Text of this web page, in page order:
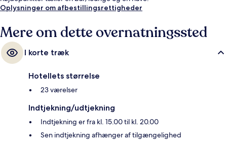
Oplysninger om afbestillingsrettigheder
Mere om dette overnatningssted
I korte træk
Hotellets størrelse
23 værelser
Indtjekning/udtjekning
Indtjekning er fra kl. 15.00 til kl. 20.00
Sen indtjekning afhænger af tilgængelighed